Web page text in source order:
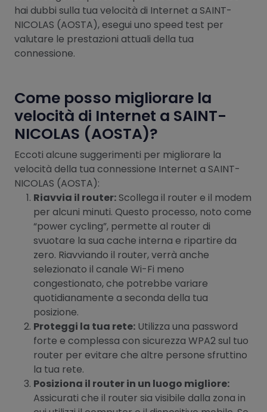
hai dubbi sulla tua velocità di Internet a SAINT-
NICOLAS (AOSTA), esegui uno speed test per
valutare le prestazioni attuali della tua
connessione.
Come posso migliorare la
velocità di Internet a SAINT-
NICOLAS (AOSTA)?
Eccoti alcune suggerimenti per migliorare la
velocità della tua connessione Internet a SAINT-
NICOLAS (AOSTA):
Riavvia il router: Scollega il router e il modem
per alcuni minuti. Questo processo, noto come
“power cycling”, permette al router di
svuotare la sua cache interna e ripartire da
zero. Riavviando il router, verrà anche
selezionato il canale Wi-Fi meno
congestionato, che potrebbe variare
quotidianamente a seconda della tua
posizione.
Proteggi la tua rete: Utilizza una password
forte e complessa con sicurezza WPA2 sul tuo
router per evitare che altre persone sfruttino
la tua rete.
Posiziona il router in un luogo migliore:
Assicurati che il router sia visibile dalla zona in